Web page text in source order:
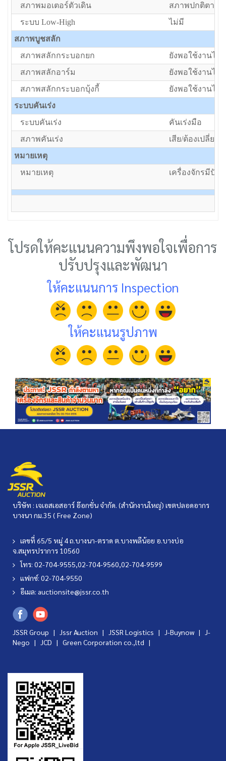
สภาพมอเตอร์ตัวเดิน
สภาพปกติตาม
ระบบ Low-High
ไม่มี
สภาพบูชสลัก
สภาพสลักกระบอกยก
ยังพอใช้งานได้
สภาพสลักอาร์ม
ยังพอใช้งานได้
สภาพสลักกระบอกบุ้งกี้
ยังพอใช้งานได้
ระบบคันเร่ง
ระบบคันเร่ง
คันเร่งมือ
สภาพคันเร่ง
เสีย/ต้องเปลี่ยน
หมายเหตุ
หมายเหตุ
เครื่องจักรมีปั
โปรดให้คะแนนความพึงพอใจเพื่อการ
ปรับปรุงและพัฒนา
ให้คะแนนการ Inspection
ให้คะแนนรูปภาพ
บริษัท : เจเอสเอสอาร์ อ๊อกชั่น จำกัด. (สำนักงานใหญ่) เขตปลอดอากร
บางนา กม.35 ( Free Zone)
เลขที่ 65/5 หมู่ 4 ถ.บางนา-ตราด ต.บางพลีน้อย อ.บางบ่อ
จ.สมุทรปราการ 10560
โทร: 02-704-9555,02-704-9560,02-704-9599
แฟกซ์: 02-704-9550
อีเมล: auctionsite@jssr.co.th
JSSR Group | Jssr Auction | JSSR Logistics | J-Buynow | J-
Nego | JCD | Green Corporation co.,ltd |